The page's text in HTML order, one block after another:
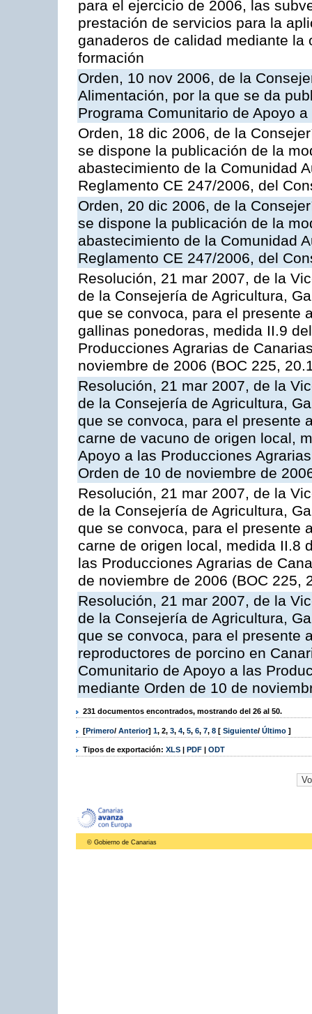
para el ejercicio de 2006, las
prestación de servicios para la
ganaderos de calidad mediante
formación
Orden, 10 nov 2006, de la
Alimentación, por la que se da
Programa Comunitario de Apoyo
Orden, 18 dic 2006, de la
se dispone la publicación de la
abastecimiento de la Comunidad
Reglamento CE 247/2006, del
Orden, 20 dic 2006, de la
se dispone la publicación de la
abastecimiento de la Comunidad
Reglamento CE 247/2006, del
Resolución, 21 mar 2007, de la
de la Consejería de Agricultura,
que se convoca, para el presente
gallinas ponedoras, medida II.9
Producciones Agrarias de
noviembre de 2006 (BOC 225,
Resolución, 21 mar 2007, de la
de la Consejería de Agricultura,
que se convoca, para el presente
carne de vacuno de origen local,
Apoyo a las Producciones
Orden de 10 de noviembre de
Resolución, 21 mar 2007, de la
de la Consejería de Agricultura,
que se convoca, para el presente
carne de origen local, medida II.8
las Producciones Agrarias de
de noviembre de 2006 (BOC 225,
Resolución, 21 mar 2007, de la
de la Consejería de Agricultura,
que se convoca, para el presente
reproductores de porcino en
Comunitario de Apoyo a las
mediante Orden de 10 de
231 documentos encontrados, mostrando del 26 al 50.
[Primero/ Anterior] 1, 2, 3, 4, 5, 6, 7, 8 [ Siguiente/ Último ]
Tipos de exportación: XLS | PDF | ODT
© Gobierno de Canarias